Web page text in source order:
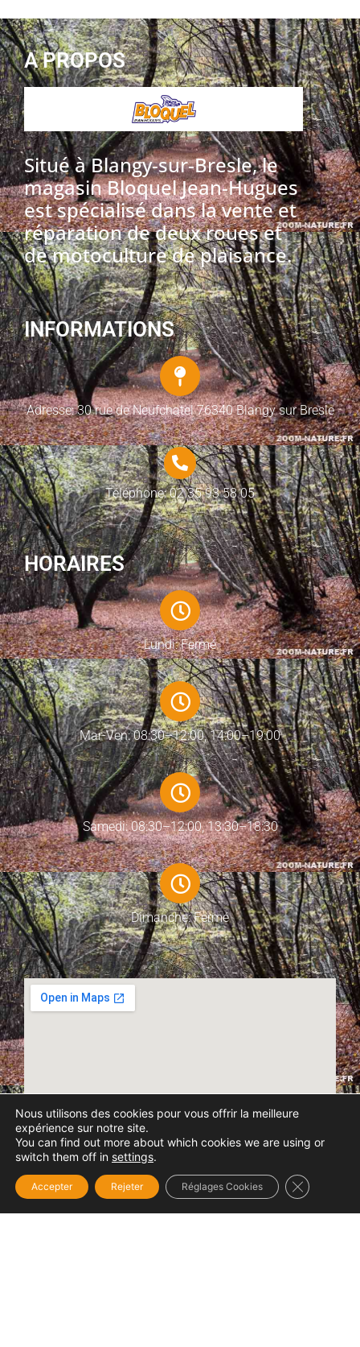
A PROPOS
Situé à Blangy-sur-Bresle, le
magasin Bloquel Jean-Hugues
est spécialisé dans la vente et
réparation de deux roues et
de motoculture de plaisance.
INFORMATIONS
Adresse: 30 rue de Neufchatel 76340 Blangy sur Bresle
Téléphone: 02 35 93 58 05
HORAIRES
Lundi: Fermé
Mar-Ven: 08:30–12:00, 14:00–19:00
Samedi: 08:30–12:00, 13:30–18:30
Dimanche: Fermé
Nous utilisons des cookies pour vous offrir la meilleure
expérience sur notre site.
You can find out more about which cookies we are using or
switch them off in settings.
Accepter Rejeter Réglages Cookies Fermer la